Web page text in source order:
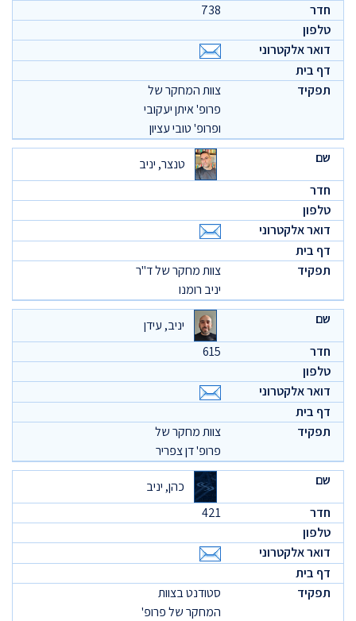
738
צוות המחקר של
פרופ' איתן יעקובי
ופרופ' טובי עציון
טנצר, יניב
צוות מחקר של ד"ר
יניב רומנו
יניב, עידן
615
צוות מחקר של
פרופ' דן צפריר
כהן, יניב
421
סטודנט בצוות
המחקר של פרופ'